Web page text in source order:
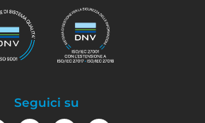
Seguici su